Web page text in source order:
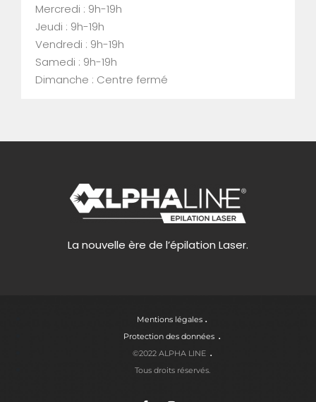
Mercredi : 9h-19h
Jeudi : 9h-19h
Vendredi : 9h-19h
Samedi : 9h-19h
Dimanche : Centre fermé
La nouvelle ère de l’épilation Laser.
Mentions légales
Protection des données
©2022 ALPHA LINE
Tous droits réservés.